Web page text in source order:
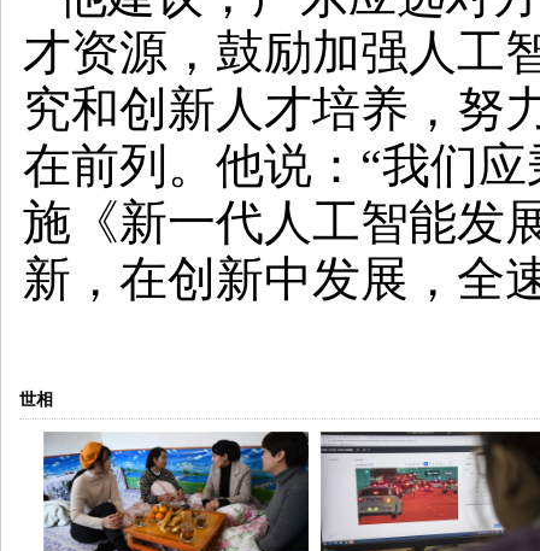
才资源，鼓励加强人工
究和创新人才培养，努
在前列。他说：“我们
施《新一代人工智能发
新，在创新中发展，全